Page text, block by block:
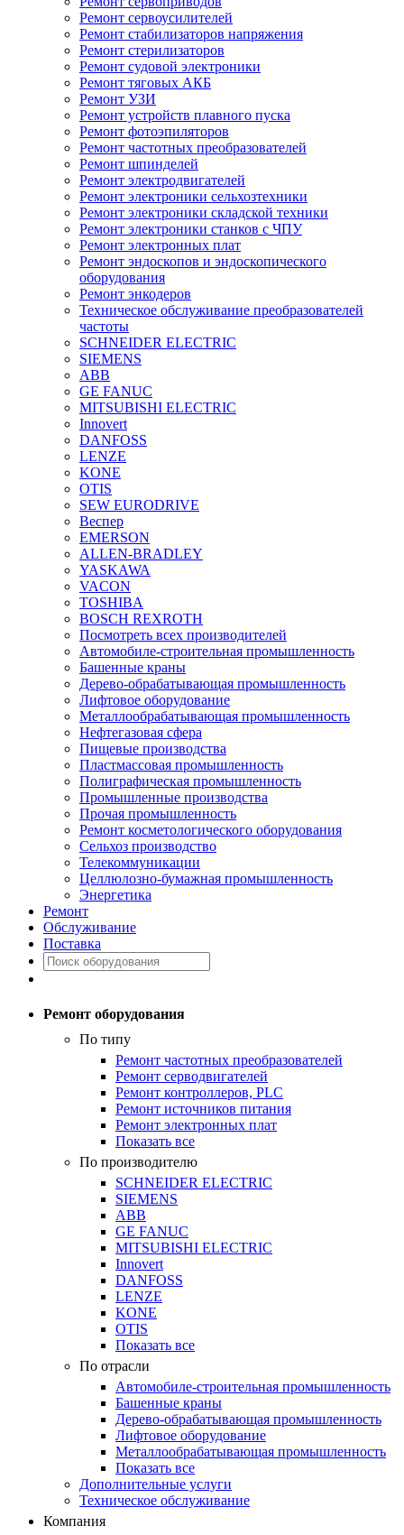
Ремонт сервоусилителей
Ремонт стабилизаторов напряжения
Ремонт стерилизаторов
Ремонт судовой электроники
Ремонт тяговых АКБ
Ремонт УЗИ
Ремонт устройств плавного пуска
Ремонт фотоэпиляторов
Ремонт частотных преобразователей
Ремонт шпинделей
Ремонт электродвигателей
Ремонт электроники сельхозтехники
Ремонт электроники складской техники
Ремонт электроники станков с ЧПУ
Ремонт электронных плат
Ремонт эндоскопов и эндоскопического
оборудования
Ремонт энкодеров
Техническое обслуживание преобразователей
частоты
SCHNEIDER ELECTRIC
SIEMENS
ABB
GE FANUC
MITSUBISHI ELECTRIC
Innovert
DANFOSS
LENZE
KONE
OTIS
SEW EURODRIVE
Веспер
EMERSON
ALLEN-BRADLEY
YASKAWA
VACON
TOSHIBA
BOSCH REXROTH
Посмотреть всех производителей
Автомобиле-строительная промышленность
Башенные краны
Дерево-обрабатывающая промышленность
Лифтовое оборудование
Металлообрабатывающая промышленность
Нефтегазовая сфера
Пищевые производства
Пластмассовая промышленность
Полиграфическая промышленность
Промышленные производства
Прочая промышленность
Ремонт косметологического оборудования
Сельхоз производство
Телекоммуникации
Целлюлозно-бумажная промышленность
Энергетика
Ремонт
Обслуживание
Поставка
Ремонт оборудования
По типу
Ремонт частотных преобразователей
Ремонт серводвигателей
Ремонт контроллеров, PLC
Ремонт источников питания
Ремонт электронных плат
Показать все
По производителю
SCHNEIDER ELECTRIC
SIEMENS
ABB
GE FANUC
MITSUBISHI ELECTRIC
Innovert
DANFOSS
LENZE
KONE
OTIS
Показать все
По отрасли
Автомобиле-строительная промышленность
Башенные краны
Дерево-обрабатывающая промышленность
Лифтовое оборудование
Металлообрабатывающая промышленность
Показать все
Дополнительные услуги
Техническое обслуживание
Компания